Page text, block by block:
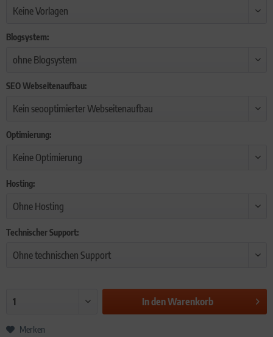
Blogsystem:
SEO Webseitenaufbau:
Optimierung:
Hosting:
Technischer Support:
In denWarenkorb
Merken